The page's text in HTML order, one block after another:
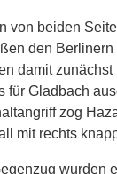
von beiden
den
damit
für Gladbach
zog
mit rechts
wurden